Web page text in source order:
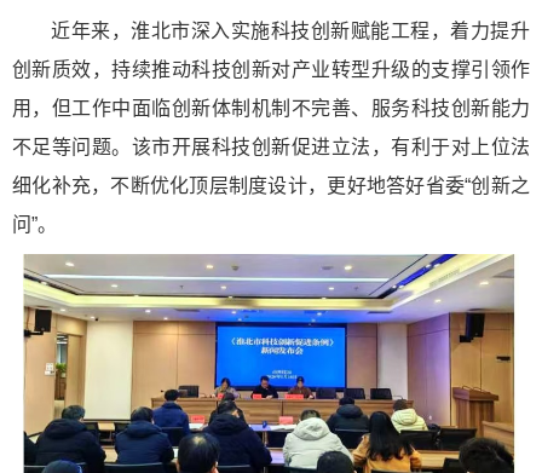
近年来，淮北市深入实施科技创新赋能工程，着力提升
创新质效，持续推动科技创新对产业转型升级的支撑引领作
用，但工作中面临创新体制机制不完善、服务科技创新能力
不足等问题。该市开展科技创新促进立法，有利于对上位法
细化补充，不断优化顶层制度设计，更好地答好省委“创新之
问”。